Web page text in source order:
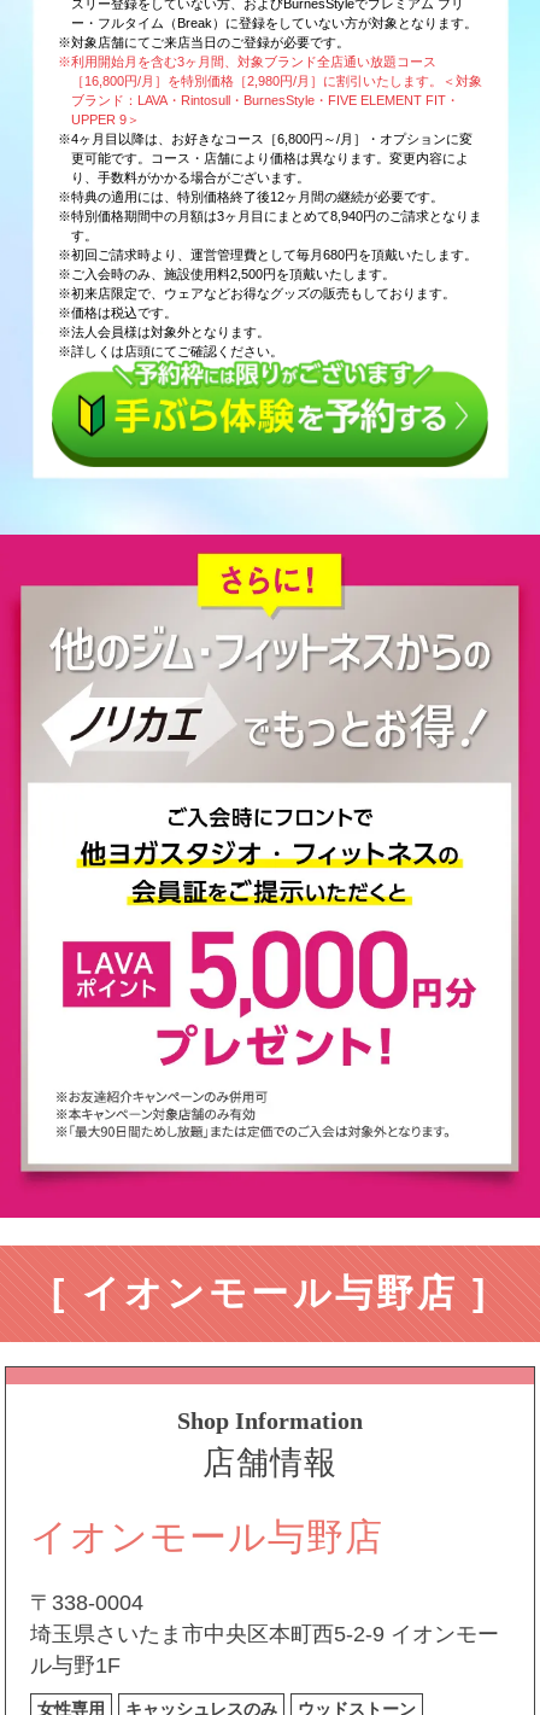
スリー登録をしていない方、およびBurnesStyleでプレミアム フリ
ー・フルタイム（Break）に登録をしていない方が対象となります。
※対象店舗にてご来店当日のご登録が必要です。
※利用開始月を含む3ヶ月間、対象ブランド全店通い放題コース
［16,800円/月］を特別価格［2,980円/月］に割引いたします。＜対象
ブランド：LAVA・Rintosull・BurnesStyle・FIVE ELEMENT FIT・
UPPER 9＞
※4ヶ月目以降は、お好きなコース［6,800円～/月］・オプションに変
更可能です。コース・店舗により価格は異なります。変更内容によ
り、手数料がかかる場合がございます。
※特典の適用には、特別価格終了後12ヶ月間の継続が必要です。
※特別価格期間中の月額は3ヶ月目にまとめて8,940円のご請求となりま
す。
※初回ご請求時より、運営管理費として毎月680円を頂戴いたします。
※ご入会時のみ、施設使用料2,500円を頂戴いたします。
※初来店限定で、ウェアなどお得なグッズの販売もしております。
※価格は税込です。
※法人会員様は対象外となります。
※詳しくは店頭にてご確認ください。
[ イオンモール与野店 ]
Shop Information
店舗情報
イオンモール与野店
〒338-0004
埼玉県さいたま市中央区本町西5-2-9 イオンモー
ル与野1F
女性専用 キャッシュレスのみ ウッドストーン